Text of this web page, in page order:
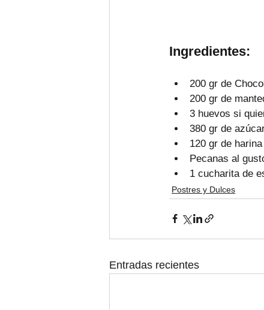
Ingredientes:
200 gr de
200 gr de
3 huevos si
380 gr de
120 gr de
Pecanas al
1 cucharita de
Postres y Dulces
Entradas recientes